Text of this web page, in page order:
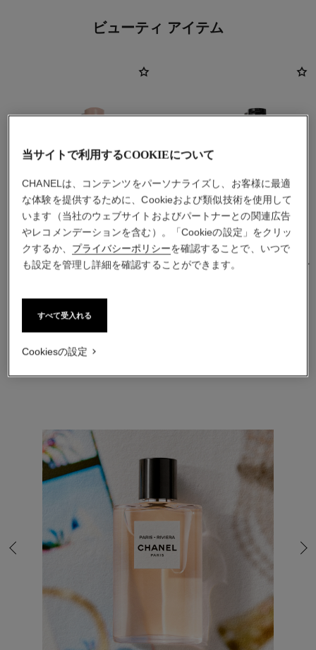
ビューティ アイテム
ボーム エサンシエル
参照番号169050
¥ 7,260
カートに追加する
レ ベージュ オー ドゥ ブラッシ
最後のスライドへ 次
当サイトで利用するCOOKIEについて
CHANELは、コンテンツをパーソナライズし、お客様に最適
な体験を提供するために、Cookieおよび類似技術を使用して
います（当社のウェブサイトおよびパートナーとの関連広告
やレコメンデーションを含む）。「Cookieの設定」をクリッ
クするか、 プライバシーポリシーを確認することで、いつで
も設定を管理し詳細を確認することができます。
すべて受入れる
Cookiesの設定